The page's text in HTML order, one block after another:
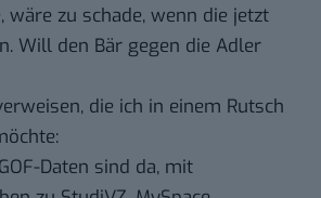
wäre zu schade, wenn die jetzt
Will den Bär gegen die Adler
die ich in einem Rutsch
Daten sind da, mit